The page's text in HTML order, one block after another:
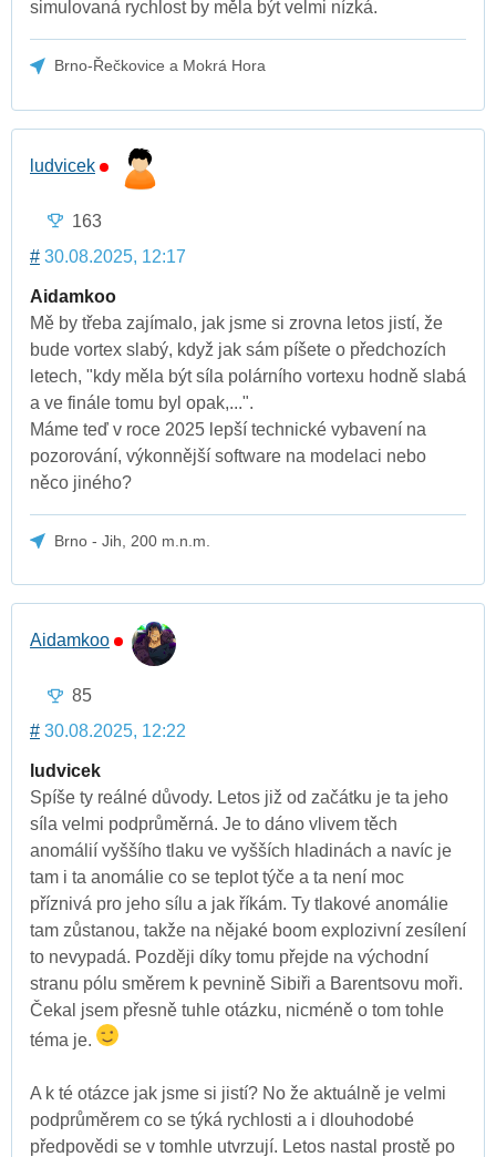
simulovaná rychlost by měla být velmi nízká.
Brno-Řečkovice a Mokrá Hora
ludvicek
163
# 30.08.2025, 12:17
Aidamkoo
Mě by třeba zajímalo, jak jsme si zrovna letos jistí, že
bude vortex slabý, když jak sám píšete o předchozích
letech, "kdy měla být síla polárního vortexu hodně slabá
a ve finále tomu byl opak,...".
Máme teď v roce 2025 lepší technické vybavení na
pozorování, výkonnější software na modelaci nebo
něco jiného?
Brno - Jih, 200 m.n.m.
Aidamkoo
85
# 30.08.2025, 12:22
ludvicek
Spíše ty reálné důvody. Letos již od začátku je ta jeho
síla velmi podprůměrná. Je to dáno vlivem těch
anomálií vyššího tlaku ve vyšších hladinách a navíc je
tam i ta anomálie co se teplot týče a ta není moc
příznivá pro jeho sílu a jak říkám. Ty tlakové anomálie
tam zůstanou, takže na nějaké boom explozivní zesílení
to nevypadá. Později díky tomu přejde na východní
stranu pólu směrem k pevnině Sibiři a Barentsovu moři.
Čekal jsem přesně tuhle otázku, nicméně o tom tohle
téma je.
A k té otázce jak jsme si jistí? No že aktuálně je velmi
podprůměrem co se týká rychlosti a i dlouhodobé
předpovědi se v tomhle utvrzují. Letos nastal prostě po